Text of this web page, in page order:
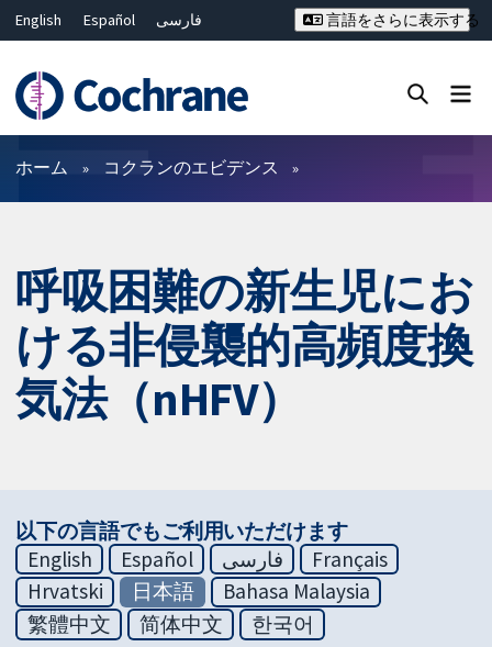
English Español
فارسی
Deutsch
Bahasa Malaysia
ไทย
繁體中文
简体中文
言語をさらに表示する
フィルター
ホーム コクランのエビデンス
呼吸困難の新生児にお
ける非侵襲的高頻度換
気法（nHFV）
以下の言語でもご利用いただけます
English
Español فارسی
Français
Hrvatski
日本語
Bahasa Malaysia
繁體中文
简体中文 한국어